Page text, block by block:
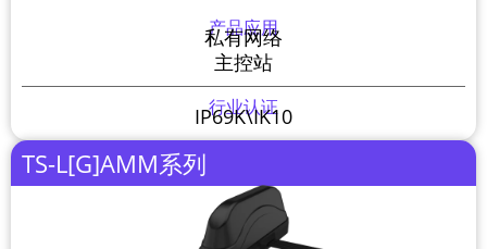
产品应用
私有网络
主控站
行业认证
IP69K\IK10
TS-L[G]AMM系列